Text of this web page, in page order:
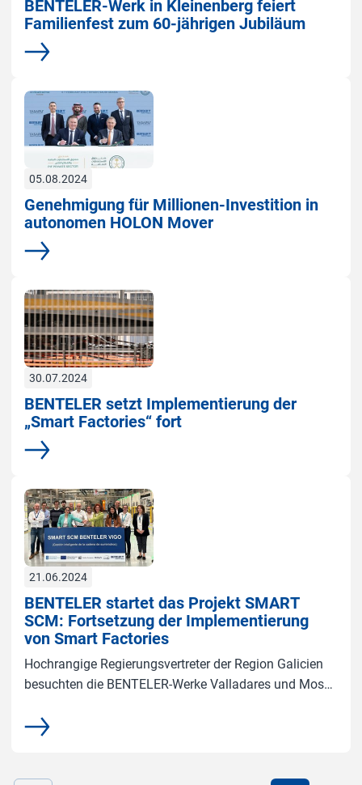
BENTELER-Werk in Kleinenberg feiert
Familienfest zum 60-jährigen Jubiläum
Mehr
05.08.2024
Genehmigung für Millionen-Investition in
autonomen HOLON Mover
Mehr
30.07.2024
BENTELER setzt Implementierung der
„Smart Factories“ fort
Mehr
21.06.2024
BENTELER startet das Projekt SMART
SCM: Fortsetzung der Implementierung
von Smart Factories
Hochrangige Regierungsvertreter der Region Galicien
besuchten die BENTELER-Werke Valladares und Mos
Initiative zur Einführung schlanker Prozesse in der
Mehr